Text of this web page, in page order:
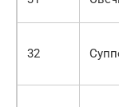
32